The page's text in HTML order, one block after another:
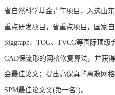
省自然科学基金青年项目，入选山
重点研发项目，省重点项目，国家
Siggraph、TOG、TVCG等国际顶级
CAD保流形的网格修复算法，并获
会最佳论文；提出高保真的离散网
SPM最佳论文奖(第一名!)。